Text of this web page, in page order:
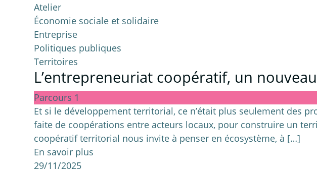
Atelier
Économie sociale et solidaire
Entreprise
Politiques publiques
Territoires
L’entrepreneuriat coopératif, un
Parcours 1
Et si le développement territorial, ce n’était plus seulement des
faite de coopérations entre acteurs locaux, pour construire un
coopératif territorial nous invite à penser en écosystème, à […]
En savoir plus
29/11/2025